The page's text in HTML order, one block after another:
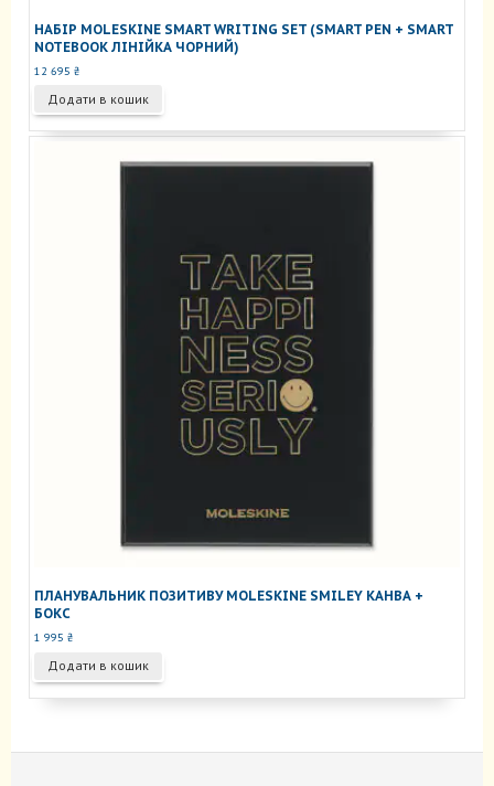
НАБІР MOLESKINE SMART WRITING SET (SMART PEN + SMART
NOTEBOOK ЛІНІЙКА ЧОРНИЙ)
12 695 ₴
Додати в кошик
ПЛАНУВАЛЬНИК ПОЗИТИВУ MOLESKINE SMILEY КАНВА +
БОКС
1 995 ₴
Додати в кошик